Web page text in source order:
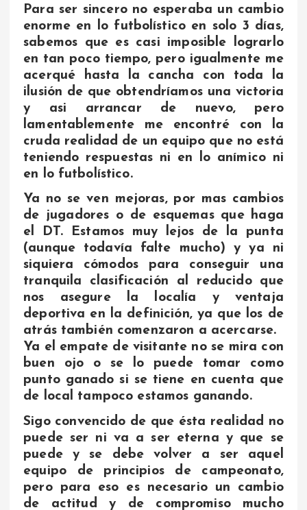
Para ser sincero no esperaba un cambio
enorme en lo futbolístico en solo 3 días,
sabemos que es casi imposible lograrlo
en tan poco tiempo, pero igualmente me
acerqué hasta la cancha con toda la
ilusión de que obtendríamos una victoria
y asi arrancar de nuevo, pero
lamentablemente me encontré con la
cruda realidad de un equipo que no está
teniendo respuestas ni en lo anímico ni
en lo futbolístico.
Ya no se ven mejoras, por mas cambios
de jugadores o de esquemas que haga
el DT. Estamos muy lejos de la punta
(aunque todavía falte mucho) y ya ni
siquiera cómodos para conseguir una
tranquila clasificación al reducido que
nos asegure la localía y ventaja
deportiva en la definición, ya que los de
atrás también comenzaron a acercarse.
Ya el empate de visitante no se mira con
buen ojo o se lo puede tomar como
punto ganado si se tiene en cuenta que
de local tampoco estamos ganando.
Sigo convencido de que ésta realidad no
puede ser ni va a ser eterna y que se
puede y se debe volver a ser aquel
equipo de principios de campeonato,
pero para eso es necesario un cambio
de actitud y de compromiso mucho